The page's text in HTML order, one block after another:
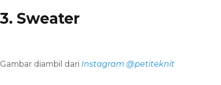
3. Sweater
Gambar diambil dari Instagram @petiteknit